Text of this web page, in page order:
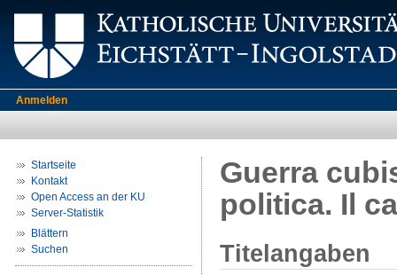
Anmelden
Startseite
Kontakt
Open Access an der KU
Server-Statistik
Blättern
Suchen
Guerra
politica. Il
Titelangaben